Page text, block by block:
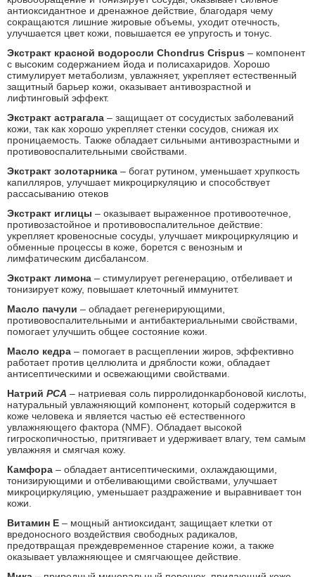
антиоксидантное и дренажное действие, благодаря чему
сокращаются лишние жировые объемы, уходит отечность,
улучшается цвет кожи, повышается ее упругость и тонус.
Экстракт красной водоросли Chondrus Crispus – компонент
с высоким содержанием йода и полисахаридов. Хорошо
стимулирует метаболизм, увлажняет, укрепляет естественный
защитный барьер кожи, оказывает антивозрастной и
лифтинговый эффект.
Экстракт астрагала – защищает от сосудистых заболеваний
кожи, так как хорошо укрепляет стенки сосудов, снижая их
проницаемость. Также обладает сильными антивозрастными и
противовоспалительными свойствами.
Экстракт золотарника – богат рутином, уменьшает хрупкость
капилляров, улучшает микроциркуляцию и способствует
рассасыванию отеков
Экстракт иглицы – оказывает выраженное противоотечное,
противозастойное и противовоспалительное действие:
укрепляет кровеносные сосуды, улучшает микроциркуляцию и
обменные процессы в коже, борется с венозным и
лимфатическим дисбалансом.
Экстракт лимона – стимулирует регенерацию, отбеливает и
тонизирует кожу, повышает клеточный иммунитет.
Масло пачули – обладает регенерирующими,
противовоспалительными и антибактериальными свойствами,
помогает улучшить общее состояние кожи.
Масло кедра – помогает в расщеплении жиров, эффективно
работает против целлюлита и дряблости кожи, обладает
антисептическими и освежающими свойствами.
Натрий PCA – натриевая соль пирролидонкарбоновой кислоты,
натуральный увлажняющий компонент, который содержится в
коже человека и является частью её естественного
увлажняющего фактора (NMF). Обладает высокой
гигроскопичностью, притягивает и удерживает влагу, тем самым
увлажняя и смягчая кожу.
Камфора – обладает антисептическими, охлаждающими,
тонизирующими и отбеливающими свойствами, улучшает
микроциркуляцию, уменьшает раздражение и выравнивает тон
кожи.
Витамин Е – мощный антиоксидант, защищает клетки от
вредоносного воздействия свободных радикалов,
предотвращая преждевременное старение кожи, а также
оказывает увлажняющее и смягчающее действие.